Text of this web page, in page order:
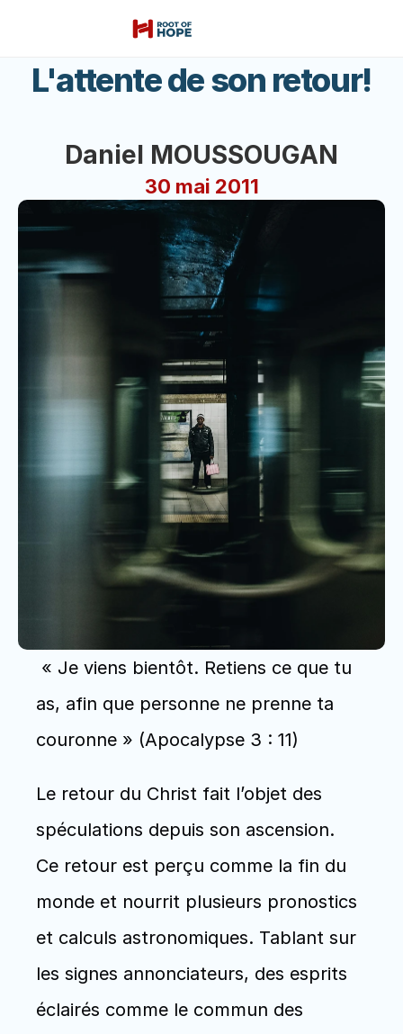
L'attente de son retour!
Daniel MOUSSOUGAN
30 mai 2011
as, afin que personne ne prenne ta
couronne » (Apocalypse 3 : 11)
Le retour du Christ fait l’objet des
spéculations depuis son ascension.
Ce retour est perçu comme la fin du
monde et nourrit plusieurs pronostics
et calculs astronomiques. Tablant sur
les signes annonciateurs, des esprits
éclairés comme le commun des